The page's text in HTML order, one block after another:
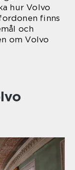
hur Volvo
finns
och
om Volvo